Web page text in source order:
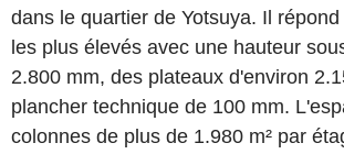
dans le quartier de Yotsuya. Il
les plus élevés avec une hauteur
2.800 mm, des plateaux d'environ
plancher technique de 100 mm.
colonnes de plus de 1.980 m² par